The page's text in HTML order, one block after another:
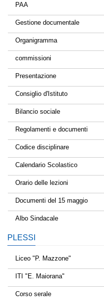
PAA
Gestione documentale
Organigramma
commissioni
Presentazione
Consiglio d'Istituto
Bilancio sociale
Regolamenti e documenti
Codice disciplinare
Calendario Scolastico
Orario delle lezioni
Documenti del 15 maggio
Albo Sindacale
PLESSI
Liceo "P. Mazzone"
ITI "E. Maiorana"
Corso serale